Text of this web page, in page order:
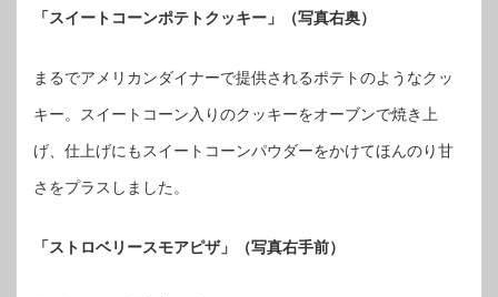
「スイートコーンポテトクッキー」（写真右奥）
まるでアメリカンダイナーで提供されるポテトのようなクッ
キー。スイートコーン入りのクッキーをオーブンで焼き上
げ、仕上げにもスイートコーンパウダーをかけてほんのり甘
さをプラスしました。
「ストロベリースモアピザ」（写真右手前）